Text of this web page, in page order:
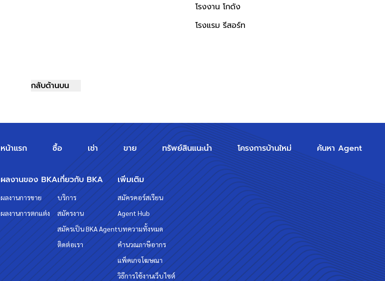
โรงงาน โกดัง
โรงแรม รีสอร์ท
กลับด้านบน
หน้าแรก ซื้อ เช่า ขาย ทรัพย์สินแนะนำ โครงการบ้านใหม่ ค้นหา Agent
ผลงานของ BKA
ผลงานการขาย
ผลงานการตกแต่ง
เกี่ยวกับ BKA
บริการ
สมัครงาน
สมัครเป็น BKA Agent
ติดต่อเรา
เพิ่มเติม
สมัครคอร์สเรียน
Agent Hub
บทความทั้งหมด
คำนวณภาษีอากร
แพ็คเกจโฆษณา
วิธีการใช้งานเว็บไซต์